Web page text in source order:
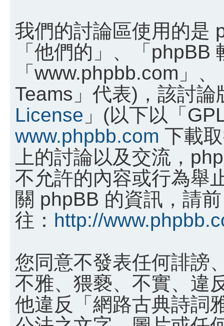
我們的討論區使用的是
「他們的」、「phpBB
「www.phpbb.com」
Teams」代表)，該討論
License 」(以下以「
www.phpbb.com 下載
上的討論以及交流，
不允許的內容或行為舉
關 phpBB 的資訊，請前
往： http://
您同意不發表任何誹謗
不雅、猥褻、不實、違
他違反「網路古典詩詞